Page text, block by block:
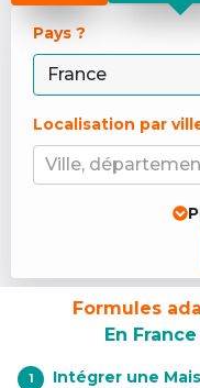
Pays ?
Localisation par
Ville,
Formules
En
1
Intégrer une